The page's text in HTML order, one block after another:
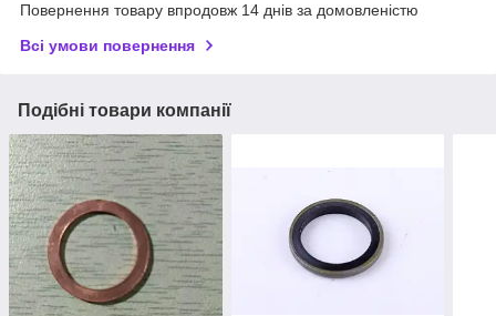
Повернення товару впродовж 14 днів за домовленістю
Всі умови повернення
Подібні товари компанії